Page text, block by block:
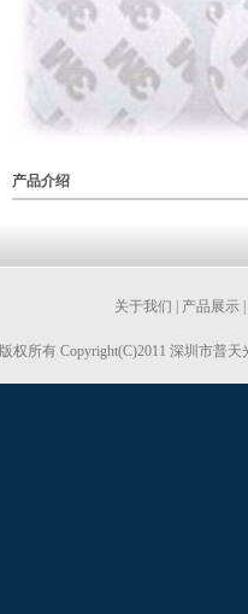
产品介绍
关于我们 产品展示
版权所有 Copyright(C)2011 深圳市普